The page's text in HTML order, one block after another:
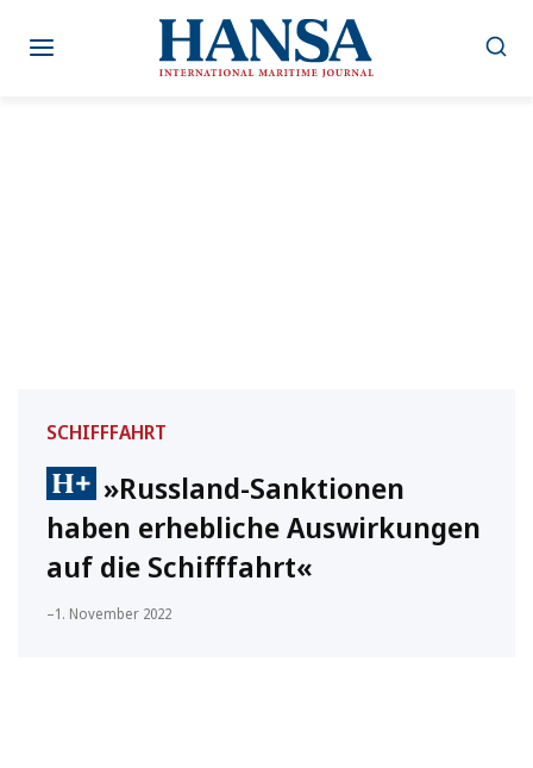
Inhalt
SCHIFFFAHRT
»Russland-Sanktionen
haben erhebliche Auswirkungen
auf die Schifffahrt«
–1. November 2022